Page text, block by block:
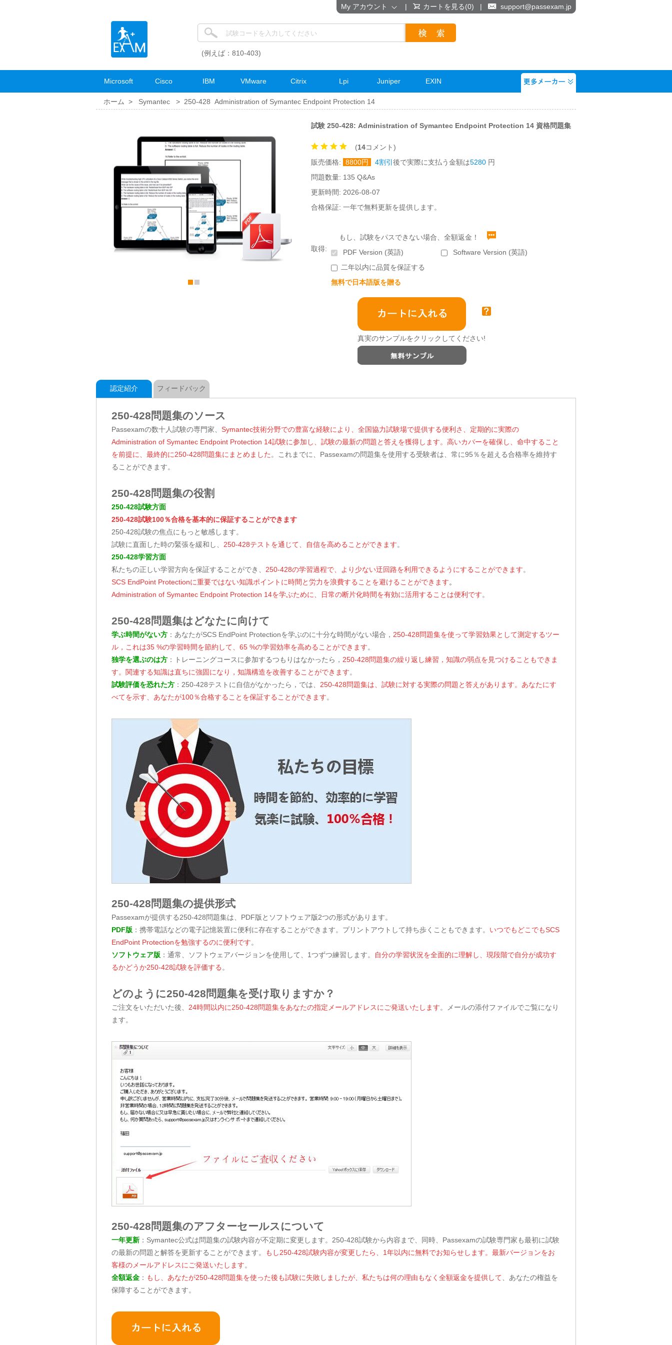
(例えば：810-403)
Microsoft Cisco IBM VMware Citrix Lpi Juniper EXIN
ホーム > Symantec > 250-428 Administration of Symantec Endpoint Protection 14
試験 250-428: Administration of Symantec Endpoint Protection 14 資格問題集
(14コメント)
販売価格:
8800円 4割引 後で実際に支払う金額は5280 円
問題数量: 135 Q&As
更新時間: 2026-08-07
合格保証: 一年で無料更新を提供します。
もし、試験をパスできない場合、全額返金！
取得:
PDF Version (英語)
Software Version (英語)
二年以内に品質を保証する
無料で日本語版を贈る
真実のサンプルをクリックしてください!
認定紹介 フィードバック
250-428問題集のソース
Passexamの数十人試験の専門家、 Symantec技術分野での豊富な経験により、全国協力試験場で提供する便利さ、定期的に実際の
Administration of Symantec Endpoint Protection 14試験に参加し、試験の最新の問題と答えを獲得します。高いカバーを確保し、命中すること
を前提に、最終的に250-428問題集にまとめました 。これまでに、Passexamの問題集を使用する受験者は、常に95％を超える合格率を維持す
ることができます。
250-428問題集の役割
250-428試験方面
250-428試験100％合格を基本的に保証することができます
250-428試験の焦点にもっと敏感します。
試験に直面した時の緊張を緩和し、 250-428テストを通じて、自信を高めることができます。
250-428学習方面
私たちの正しい学習方向を保証することができ、 250-428の学習過程で、より少ない迂回路を利用できるようにすることができます。
SCS EndPoint Protectionに重要ではない知識ポイントに時間と労力を浪費することを避けることができます。
Administration of Symantec Endpoint Protection 14を学ぶために、日常の断片化時間を有効に活用することは便利です。
250-428問題集はどなたに向けて
学ぶ時間がない方 ：あなたがSCS EndPoint Protectionを学ぶのに十分な時間がない場合， 250-428問題集を使って学習効果として測定するツー
ル，これは35 %の学習時間を節約して、65 %の学習効率を高めることができます。
独学を選ぶのは方 ：トレーニングコースに参加するつもりはなかったら， 250-428問題集の繰り返し練習，知識の弱点を見つけることもできま
す。関連する知識は直ちに強固になり，知識構造を改善することができます。
試験評価を恐れた方 ：250-428テストに自信がなかったら，では、 250-428問題集は、試験に対する実際の問題と答えがあります。あなたにす
べてを示す、あなたが100％合格することを保証することができます。
250-428問題集の提供形式
Passexamが提供する250-428問題集は、PDF版とソフトウェア版2つの形式があります。
PDF版 ：携帯電話などの電子記憶装置に便利に存在することができます。プリントアウトして持ち歩くこともできます。 いつでもどこでもSCS
EndPoint Protectionを勉強するのに便利です。
ソフトウェア版 ：通常、ソフトウェアバージョンを使用して、1つずつ練習します。
自分の学習状況を全面的に理解し、現段階で自分が成功す
るかどうか250-428試験を評価する 。
どのように250-428問題集を受け取りますか？
ご注文をいただいた後、 24時間以内に250-428問題集をあなたの指定メールアドレスにご発送いたします。メールの添付ファイルでご覧になり
ます。
250-428問題集のアフターセールスについて
一年更新 ：Symantec公式は問題集の試験内容が不定期に変更します。250-428試験から内容まで、同時、Passexamの試験専門家も最初に試験
の最新の問題と解答を更新することができます。
もし250-428試験内容が変更したら、1年以内に無料でお知らせします。最新バージョンをお
客様のメールアドレスにご発送いたします。
全額返金 ： もし、あなたが250-428問題集を使った後も試験に失敗しましたが、私たちは何の理由もなく全額返金を提供して 、あなたの権益を
保障することができます。
My アカウント | カートを見る(0) | support@passexam.jp